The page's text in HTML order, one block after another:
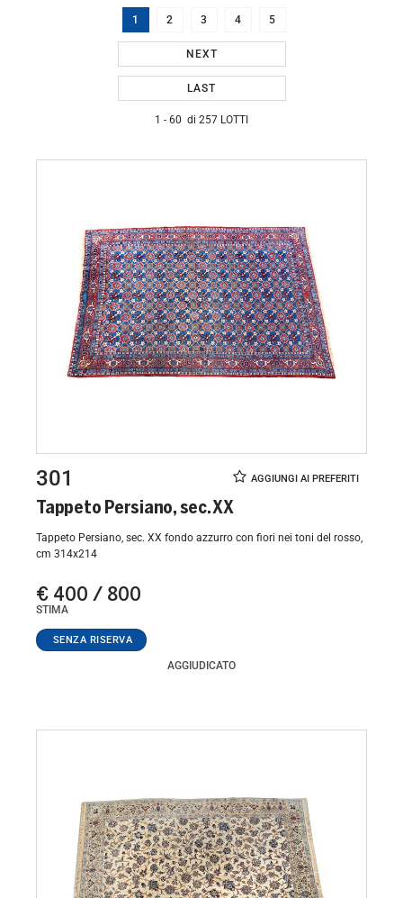
1 - 60 di 257 LOTTI
1 2 3 4 5
NEXT
LAST
301
Tappeto Persiano, sec. XX
Tappeto Persiano, sec. XX fondo azzurro con fiori nei toni del rosso,
cm 314x214
€ 400 / 800
STIMA
AGGIUDICATO